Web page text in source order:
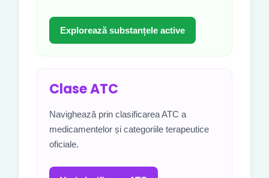
Explorează substanțele active
Clase ATC
Navighează prin clasificarea ATC a
medicamentelor și categoriile terapeutice
oficiale.